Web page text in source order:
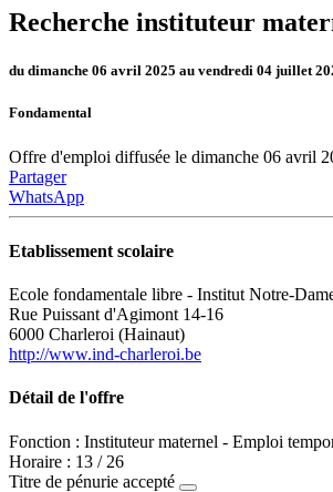
Recherche instituteur
du dimanche 06 avril 2025 au vendredi 04 juillet
Fondamental
Offre d'emploi diffusée le dimanche 06 avril
Partager
WhatsApp
Etablissement scolaire
Ecole fondamentale libre - Institut Notre-
Rue Puissant d'Agimont 14-16
6000 Charleroi (Hainaut)
http://www.ind-charleroi.be
Détail de l'offre
Fonction : Instituteur maternel - Emploi
Horaire : 13 / 26
Titre de pénurie accepté